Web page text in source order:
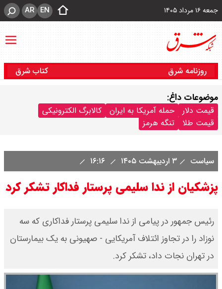
جمعه ۱۶ مرداد ۱۴۰۵ EN
AR
روزنامه شرق کتاب شرق
موضوعات داغ:
قیمت دلار حمله آمریکا به ایران
کالابرگ الکترونیکی
قیمت طلا
تنگه هرمز
سیاست ۳ اردیبهشت ۱۴۰۵
پزشکیان از ندا سلیمی پرستار فداکار تشکر کرد
رئیس جمهور در پیامی از ندا سلیمی پرستار فداکاری که سه
نوزاد را در تجاوز ائتلاف آمریکایی - صهیونی به یک بیمارستان
در تهران نجات داد، تشکر کرد.